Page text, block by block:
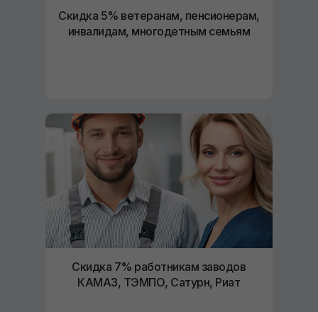
Скидка 5% ветеранам, пенсионерам,
инвалидам, многодетным семьям
Скидка 7% работникам заводов
КАМАЗ, ТЭМПО, Сатурн, Риат